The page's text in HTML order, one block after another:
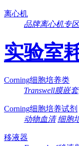
离心机
品牌离心机专区
实验室
Corning细胞培养类
Transwell膜嵌套
Corning细胞培养试剂
动物血清 细胞
移液器